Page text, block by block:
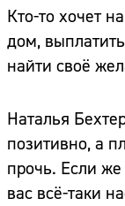
Кто-то хочет
дом,
найти своё
Наталья
позитивно, а
прочь. Если
вас всё-таки